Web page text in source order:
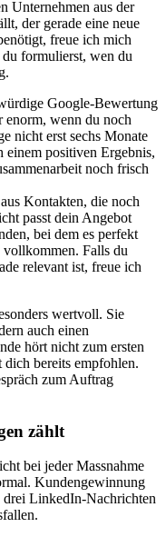
Unternehmen aus der
der gerade eine neue
freue ich mich
formulierst, wen du
Google-Bewertung
enorm, wenn du noch
nicht erst sechs Monate
einem positiven Ergebnis,
noch frisch
Kontakten, die noch
passt dein Angebot
bei dem es perfekt
vollkommen. Falls du
relevant ist, freue ich
wertvoll. Sie
auch einen
hört nicht zum ersten
bereits empfohlen.
zum Auftrag
zählt
bei jeder Massnahme
Kundengewinnung
drei LinkedIn-Nachrichten